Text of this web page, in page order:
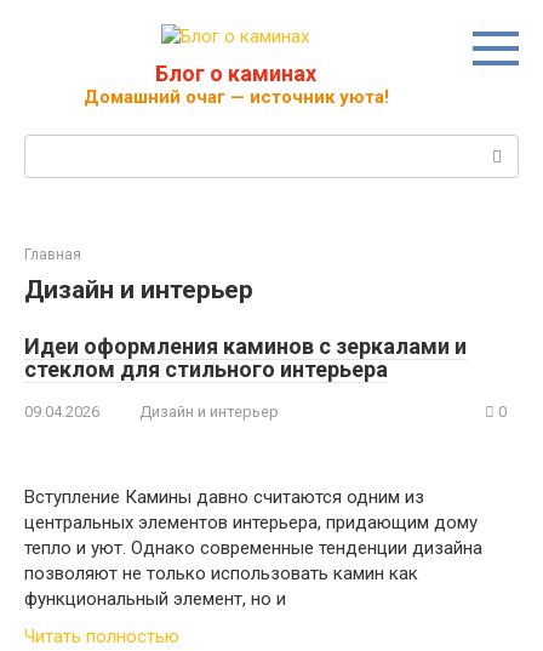
Блог о каминах
Домашний очаг — источник уюта!
Главная
Дизайн и интерьер
Идеи оформления каминов с зеркалами и
стеклом для стильного интерьера
09.04.2026 Дизайн и интерьер 0
Вступление Камины давно считаются одним из
центральных элементов интерьера, придающим дому
тепло и уют. Однако современные тенденции дизайна
позволяют не только использовать камин как
функциональный элемент, но и
Читать полностью